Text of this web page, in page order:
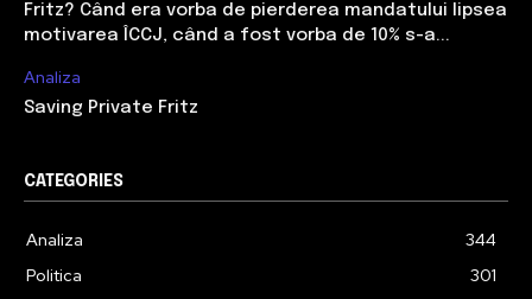
Fritz? Când era vorba de pierderea mandatului lipsea
motivarea ÎCCJ, când a fost vorba de 10% s-a...
Analiza
Saving Private Fritz
CATEGORIES
Analiza
344
Politica
301